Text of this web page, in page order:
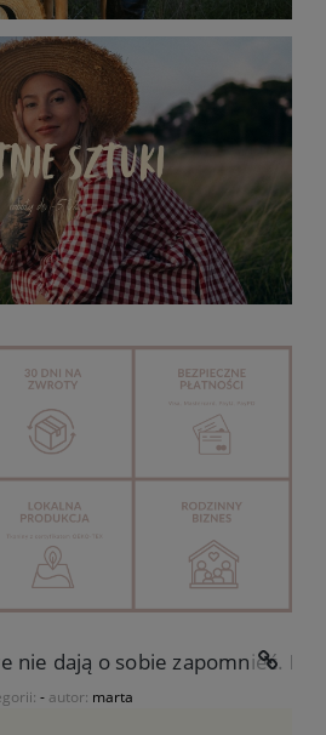
nie dają o sobie zapomnieć.
- autor: marta